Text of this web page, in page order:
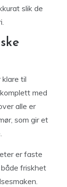
slik de
klare til
med
alle er
som gir et
er faste
friskhet